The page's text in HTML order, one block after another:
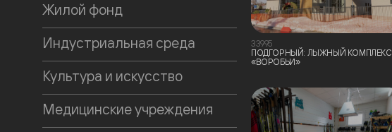
Жилой фонд
Индустриальная среда
Культура и искусство
Медицинские учреждения
33995
ПОДГОРНЫЙ: ЛЫЖНЫЙ КОМПЛЕКС
«ВОРОБЬИ»